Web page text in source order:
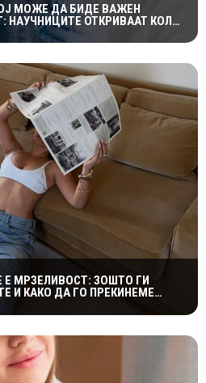
МОЖЕ ДА БИДЕ ВАЖЕН
НАУЧНИЦИТЕ ОТКРИВААТ КОЛКУ
Е МРЗЕЛИВОСТ: ЗОШТО ГИ
И КАКО ДА ГО ПРЕКИНЕМЕ